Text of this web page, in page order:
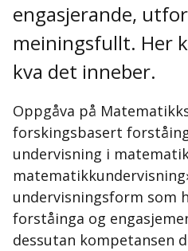
engasjerande,
meiningsfullt. Her
kva det inneber.
Oppgåva på
forskingsbasert
undervisning i
undervisningsform som
forståinga og
dessutan kompetansen